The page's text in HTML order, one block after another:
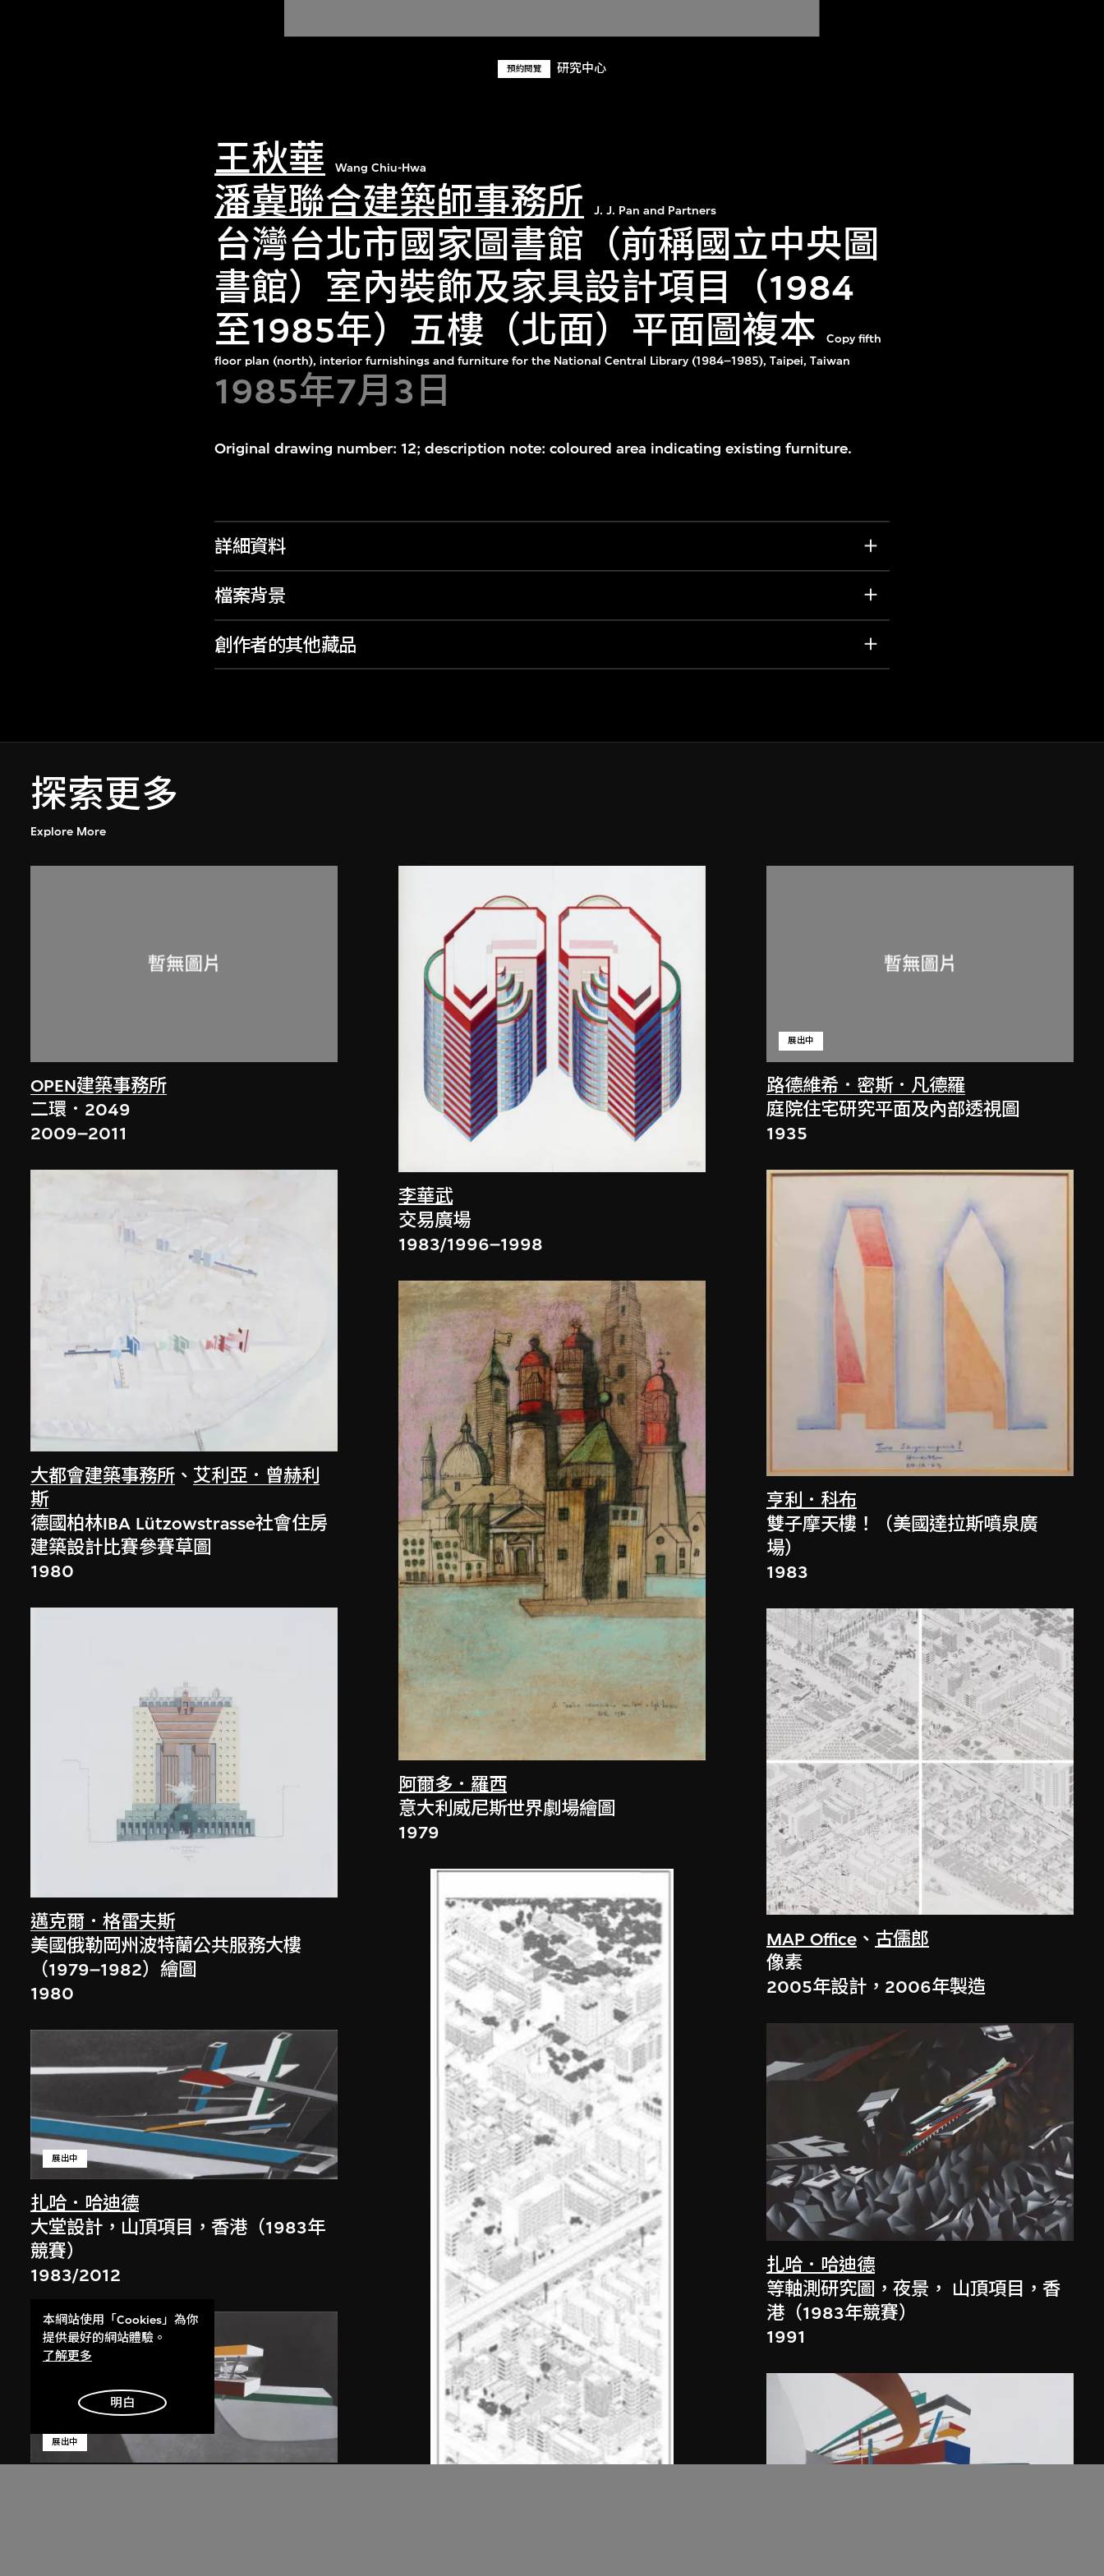
預約閱覽 研究中心
王秋華 Wang Chiu-Hwa
潘冀聯合建築師事務所 J. J. Pan and Partners
台灣台北市國家圖書館（前稱國立中央圖
書館）室內裝飾及家具設計項目（1984
至1985年）五樓（北面）平面圖複本
Copy fifth
floor plan (north), interior furnishings and furniture for the National Central Library (1984–1985), Taipei, Taiwan
1985年7月3日
Original drawing number: 12; description note: coloured area indicating existing furniture.
詳細資料
檔案背景
創作者的其他藏品
探索更多
Explore More
OPEN建築事務所
二環．2049
2009–2011
大都會建築事務所 、艾利亞．曾赫利
斯
德國柏林IBA Lützowstrasse社會住房
建築設計比賽參賽草圖
1980
邁克爾．格雷夫斯
美國俄勒岡州波特蘭公共服務大樓
（1979–1982）繪圖
1980
扎哈．哈迪德
展出中
大堂設計，山頂項目，香港（1983年
競賽）
1983/2012
展出中
李華武
交易廣場
1983/1996–1998
阿爾多．羅西
意大利威尼斯世界劇場繪圖
1979
路德維希．密斯．凡德羅
展出中
庭院住宅研究平面及內部透視圖
1935
亨利．科布
雙子摩天樓！（美國達拉斯噴泉廣
場）
1983
MAP Office 、 古儒郎
像素
2005年設計，2006年製造
扎哈．哈迪德
等軸測研究圖，夜景， 山頂項目，香
港（1983年競賽）
1991
本網站使用「Cookies」為你
提供最好的網站體驗。
了解更多
明白